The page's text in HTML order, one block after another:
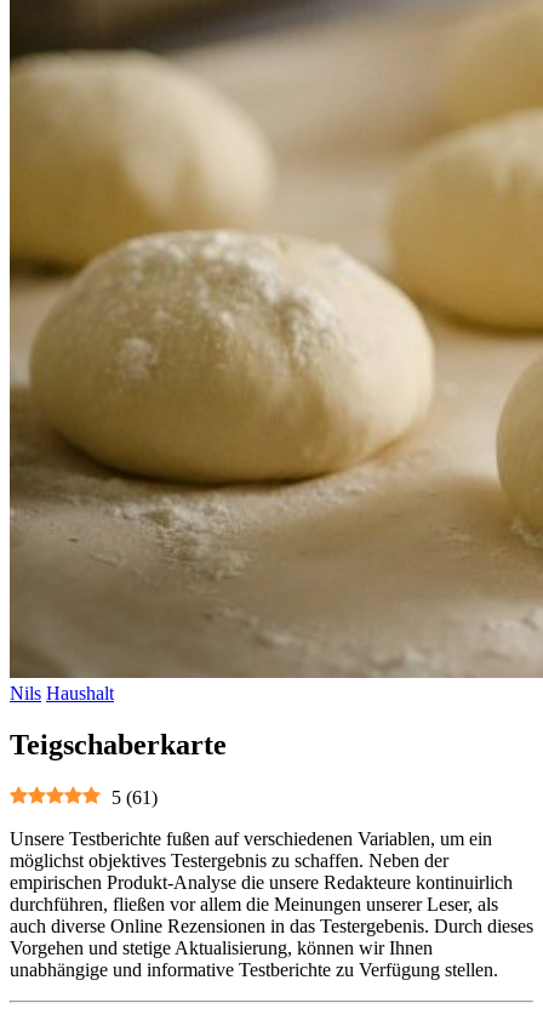
Nils Haushalt
Teigschaberkarte
5 (61)
Unsere Testberichte fußen auf verschiedenen Variablen, um ein
möglichst objektives Testergebnis zu schaffen. Neben der
empirischen Produkt-Analyse die unsere Redakteure kontinuirlich
durchführen, fließen vor allem die Meinungen unserer Leser, als
auch diverse Online Rezensionen in das Testergebenis. Durch dieses
Vorgehen und stetige Aktualisierung, können wir Ihnen
unabhängige und informative Testberichte zu Verfügung stellen.